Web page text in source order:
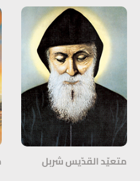
القراءات
متعيّد القدّيس شربل